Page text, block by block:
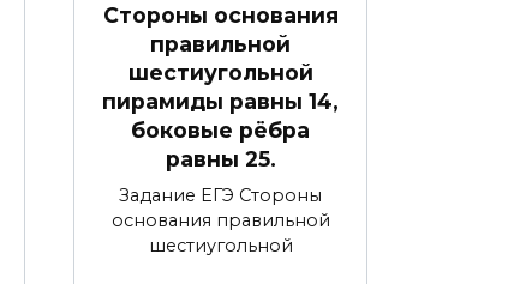
Стороны основания
правильной
шестиугольной
пирамиды равны 14,
боковые рёбра
равны 25.
Задание ЕГЭ Стороны
основания правильной
шестиугольной